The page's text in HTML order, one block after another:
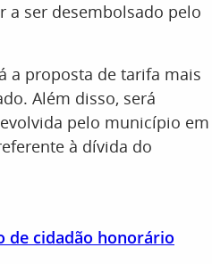
a ser desembolsado pelo
a proposta de tarifa mais
Além disso, será
pelo município em
à dívida do
de cidadão honorário